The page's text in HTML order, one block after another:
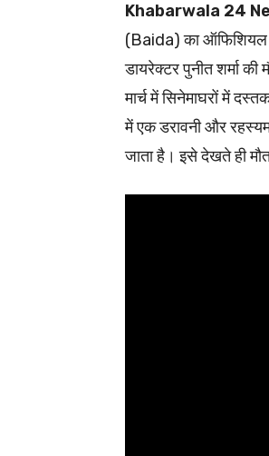
Khabarwala 24
(Baida) का ऑफिशियल
डायरेक्टर पुनीत शर्मा
मार्च में सिनेमाघरों में
में एक डरावनी और
जाता है। इसे देखते ही